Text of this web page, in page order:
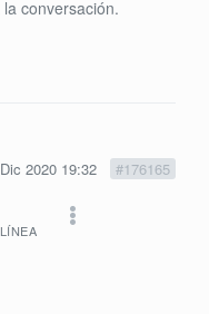
conversación.
2020 19:32 #176165